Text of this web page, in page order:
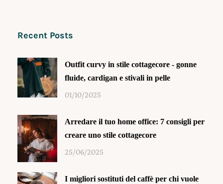
Recent Posts
Outfit curvy in stile cottagecore - gonne
fluide, cardigan e stivali in pelle
01/10/2025
Arredare il tuo home office: 7 consigli per
creare uno stile cottagecore
25/06/2025
I migliori sostituti del caffè per chi vuole